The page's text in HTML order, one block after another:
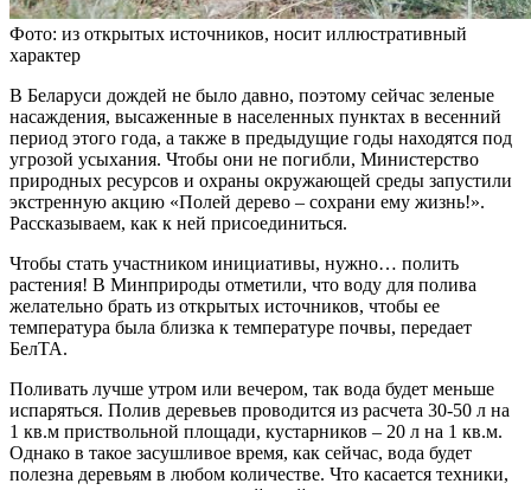
Фото: из открытых источников, носит иллюстративный
характер
В Беларуси дождей не было давно, поэтому сейчас зеленые
насаждения, высаженные в населенных пунктах в весенний
период этого года, а также в предыдущие годы находятся под
угрозой усыхания. Чтобы они не погибли, Министерство
природных ресурсов и охраны окружающей среды запустили
экстренную акцию «Полей дерево – сохрани ему жизнь!».
Рассказываем, как к ней присоединиться.
Чтобы стать участником инициативы, нужно… полить
растения! В Минприроды отметили, что воду для полива
желательно брать из открытых источников, чтобы ее
температура была близка к температуре почвы, передает
БелТА.
Поливать лучше утром или вечером, так вода будет меньше
испаряться. Полив деревьев проводится из расчета 30-50 л на
1 кв.м приствольной площади, кустарников – 20 л на 1 кв.м.
Однако в такое засушливое время, как сейчас, вода будет
полезна деревьям в любом количестве. Что касается техники,